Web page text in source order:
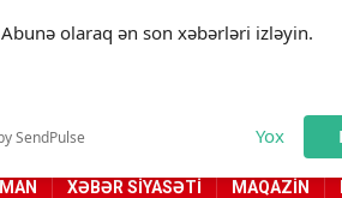
Abunə olaraq ən son xəbərləri izləyin.
SendPulse Yox
(012) 449 94 05
XƏBƏR SİYASƏTİ MAQAZİN